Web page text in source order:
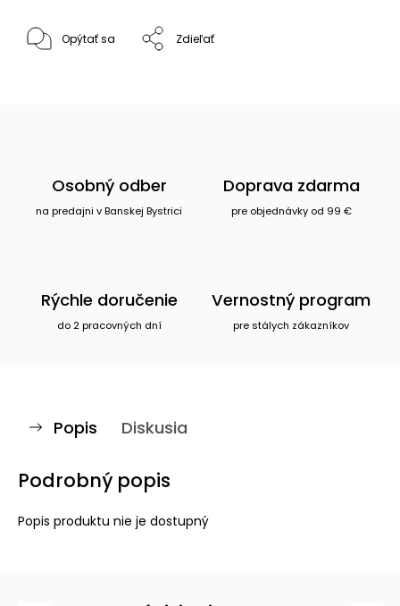
Opýtať sa Zdieľať
Osobný odber
na predajni v Banskej Bystrici
Doprava zdarma
pre objednávky od 99 €
Rýchle doručenie
do 2 pracovných dní
Vernostný program
pre stálych zákazníkov
Popis Diskusia
Podrobný popis
Popis produktu nie je dostupný